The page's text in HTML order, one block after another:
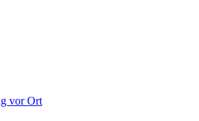
vor Ort